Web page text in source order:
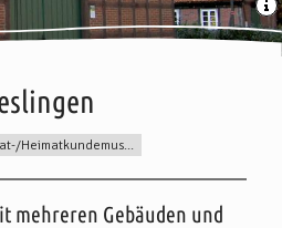
Heimat-/Heimatkundemuseum
mehreren Gebäuden und